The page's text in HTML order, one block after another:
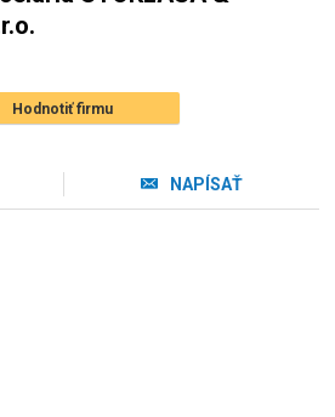
Hodnotiť firmu
NAPÍSAŤ